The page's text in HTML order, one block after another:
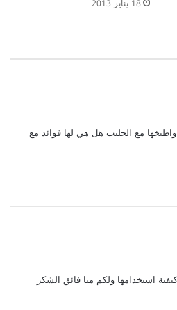
18 يناير 2013
مع الحليب هل هي لها فوائد مع
استخدامها ولكم منا فائق الشكر